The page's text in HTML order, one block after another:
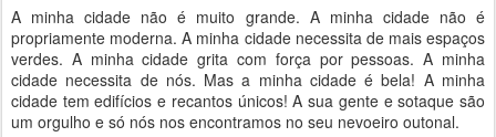
A minha cidade não é muito grande. A minha cidade não é
propriamente moderna. A minha cidade necessita de mais espaços
verdes. A minha cidade grita com força por pessoas. A minha
cidade necessita de nós. Mas a minha cidade é bela! A minha
cidade tem edifícios e recantos únicos! A sua gente e sotaque são
um orgulho e só nós nos encontramos no seu nevoeiro outonal.